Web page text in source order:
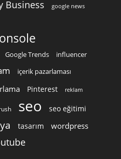
Business google news
Google Trends influencer
içerik pazarlaması
Pinterest reklam
seo seo eğitimi
tasarım wordpress